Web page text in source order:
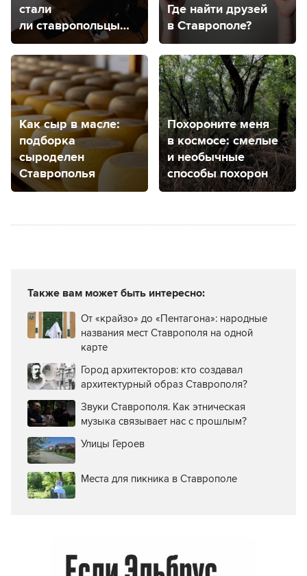
стали
ли ставропольцы
чаще чувствовать
тревогу?
Где найти друзей
в Ставрополе?
Как сыр в масле:
подборка
сыроделен
Ставрополья
Похороните меня
в космосе: смелые
и необычные
способы похорон
Также вам может быть интересно:
От «крайзо» до «Пентагона»: народные
названия мест Ставрополя на одной
карте
Город архитекторов: кто создавал
архитектурный образ Ставрополя?
Звуки Ставрополя. Как этническая
музыка связывает нас с прошлым?
Улицы Героев
Места для пикника в Ставрополе